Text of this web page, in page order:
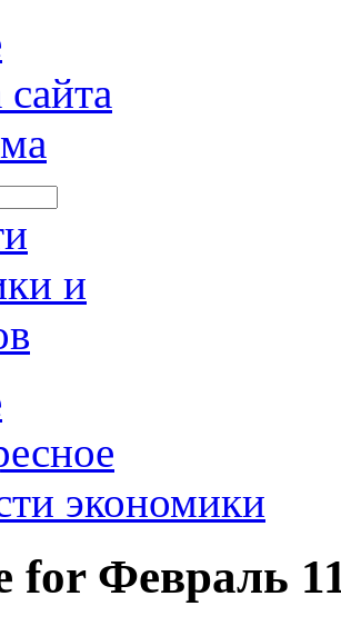
экономики
for Февраль